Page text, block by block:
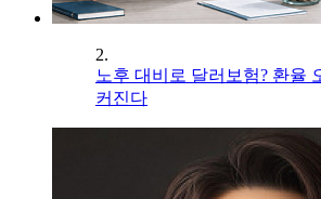
2.
노후 대비로 달러보험? 환율
커진다